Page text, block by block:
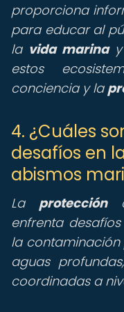
proporciona
para educar al
la vida marinay
estos
conciencia y la
4. ¿Cuáles
desafíos en
abismos
La protección
enfrenta
la
aguas
coordinadas a